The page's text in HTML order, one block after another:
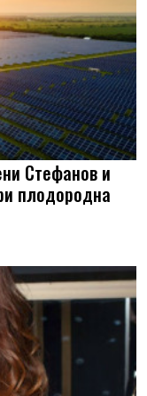
Стефанов и
плодородна